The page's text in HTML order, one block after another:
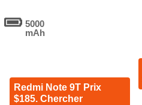
5000
mAh
Redmi Note 9T Prix
$185. Chercher